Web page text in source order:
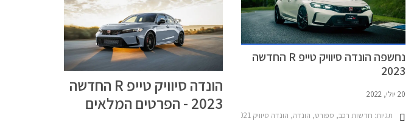
צמצום מבחר הדגמים והקצאות נמוכות לשוק
המקומי. לאור תג המחיר הגבוה של הונדה סיוויק
החדשה אנחנו מעריכים בצער שהיא לא תצליח
לשנות את התמונה באופן מהותי.
נחשפה הונדה סיוויק טייפ R החדשה
2023
20 יולי, 2022
תגיות: חדשות רכב, ספורט, הונדה, הונדה סיוויק Type-R 2018-2021הונדה סיוויק 5 דלתות 2022-2025
הונדה סיוויק טייפ R החדשה
2023 - הפרטים המלאים